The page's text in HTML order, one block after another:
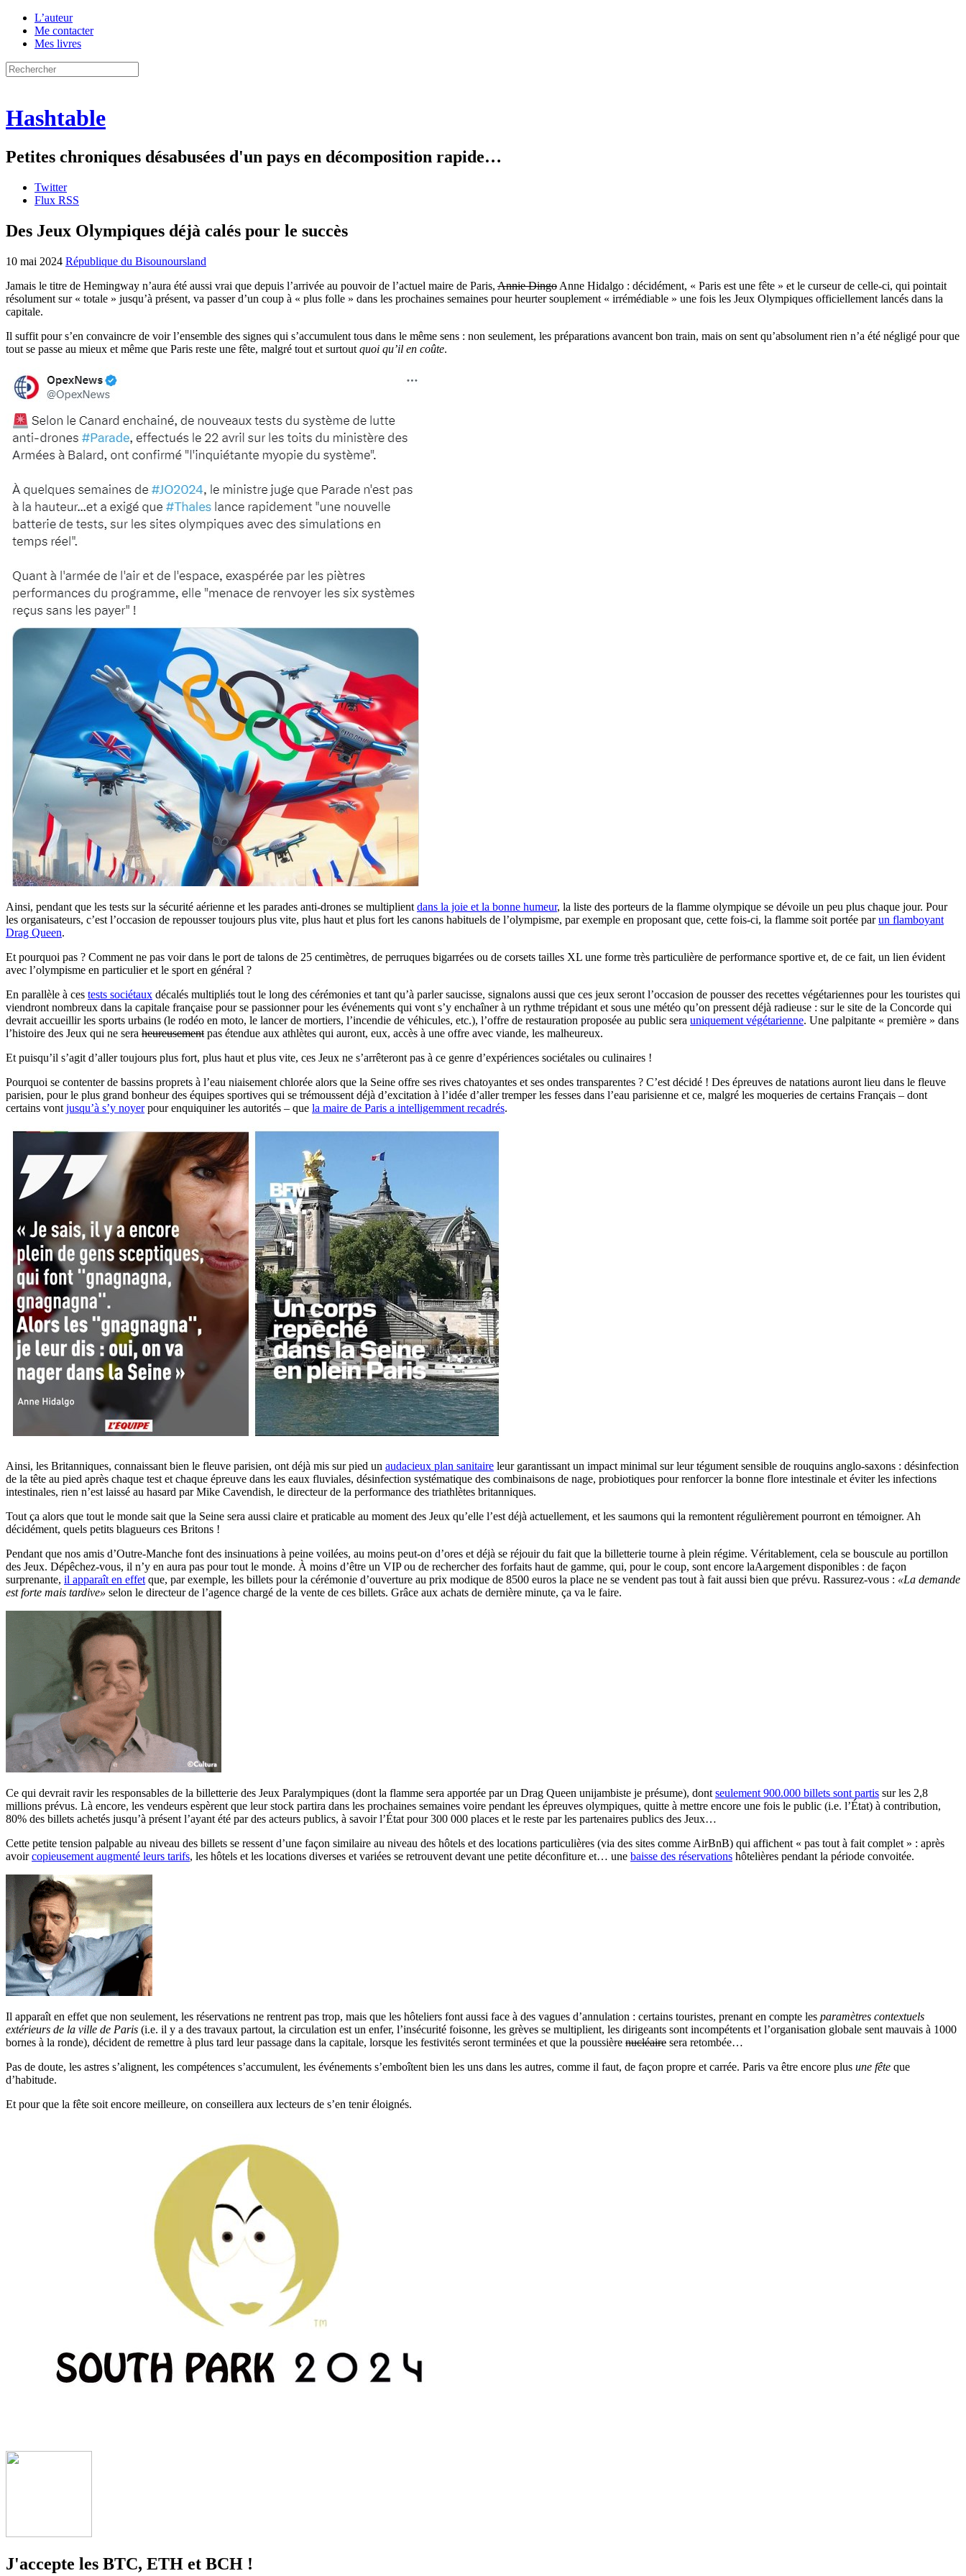
L’auteur
Me contacter
Mes livres
Hashtable
Petites chroniques désabusées d'un pays en décomposition rapide…
Twitter
Flux RSS
Des Jeux Olympiques déjà calés pour le succès
10 mai 2024 République du Bisounoursland
Jamais le titre de Hemingway n’aura été aussi vrai que depuis l’arrivée au pouvoir de l’actuel maire de Paris, Annie Dingo Anne Hidalgo : décidément, « Paris est une fête » et le curseur de celle-ci, qui pointait
résolument sur « totale » jusqu’à présent, va passer d’un coup à « plus folle » dans les prochaines semaines pour heurter souplement « irrémédiable » une fois les Jeux Olympiques officiellement lancés dans la
capitale.
Il suffit pour s’en convaincre de voir l’ensemble des signes qui s’accumulent tous dans le même sens : non seulement, les préparations avancent bon train, mais on sent qu’absolument rien n’a été négligé pour que
tout se passe au mieux et même que Paris reste une fête, malgré tout et surtout quoi qu’il en coûte.
Ainsi, pendant que les tests sur la sécurité aérienne et les parades anti-drones se multiplient dans la joie et la bonne humeur, la liste des porteurs de la flamme olympique se dévoile un peu plus chaque jour. Pour
les organisateurs, c’est l’occasion de repousser toujours plus vite, plus haut et plus fort les canons habituels de l’olympisme, par exemple en proposant que, cette fois-ci, la flamme soit portée parun flamboyant
Drag Queen.
Et pourquoi pas ? Comment ne pas voir dans le port de talons de 25 centimètres, de perruques bigarrées ou de corsets tailles XL une forme très particulière de performance sportive et, de ce fait, un lien évident
avec l’olympisme en particulier et le sport en général ?
En parallèle à ces tests sociétaux décalés multipliés tout le long des cérémonies et tant qu’à parler saucisse, signalons aussi que ces jeux seront l’occasion de pousser des recettes végétariennes pour les touristes qui
viendront nombreux dans la capitale française pour se passionner pour les événements qui vont s’y enchaîner à un rythme trépidant et sous une météo qu’on pressent déjà radieuse : sur le site de la Concorde qui
devrait accueillir les sports urbains (le rodéo en moto, le lancer de mortiers, l’incendie de véhicules, etc.), l’offre de restauration proposée au public sera uniquement végétarienne. Une palpitante « première » dans
l’histoire des Jeux qui ne sera heureusement pas étendue aux athlètes qui auront, eux, accès à une offre avec viande, les malheureux.
Et puisqu’il s’agit d’aller toujours plus fort, plus haut et plus vite, ces Jeux ne s’arrêteront pas à ce genre d’expériences sociétales ou culinaires !
Pourquoi se contenter de bassins proprets à l’eau niaisement chlorée alors que la Seine offre ses rives chatoyantes et ses ondes transparentes ? C’est décidé ! Des épreuves de natations auront lieu dans le fleuve
parisien, pour le plus grand bonheur des équipes sportives qui se trémoussent déjà d’excitation à l’idée d’aller tremper les fesses dans l’eau parisienne et ce, malgré les moqueries de certains Français – dont
certains vont jusqu’à s’y noyerpour enquiquiner les autorités – que la maire de Paris a intelligemment recadrés.
Ainsi, les Britanniques, connaissant bien le fleuve parisien, ont déjà mis sur pied un audacieux plan sanitaire leur garantissant un impact minimal sur leur tégument sensible de rouquins anglo-saxons : désinfection
de la tête au pied après chaque test et chaque épreuve dans les eaux fluviales, désinfection systématique des combinaisons de nage, probiotiques pour renforcer la bonne flore intestinale et éviter les infections
intestinales, rien n’est laissé au hasard par Mike Cavendish, le directeur de la performance des triathlètes britanniques.
Tout ça alors que tout le monde sait que la Seine sera aussi claire et praticable au moment des Jeux qu’elle l’est déjà actuellement, et les saumons qui la remontent régulièrement pourront en témoigner. Ah
décidément, quels petits blagueurs ces Britons !
Pendant que nos amis d’Outre-Manche font des insinuations à peine voilées, au moins peut-on d’ores et déjà se réjouir du fait que la billetterie tourne à plein régime. Véritablement, cela se bouscule au portillon
des Jeux. Dépêchez-vous, il n’y en aura pas pour tout le monde. À moins d’être un VIP ou de rechercher des forfaits haut de gamme, qui, pour le coup, sont encore laAargement disponibles : de façon
surprenante, il apparaît en effet que, par exemple, les billets pour la cérémonie d’ouverture au prix modique de 8500 euros la place ne se vendent pas tout à fait aussi bien que prévu. Rassurez-vous : «La demande
est forte mais tardive» selon le directeur de l’agence chargé de la vente de ces billets. Grâce aux achats de dernière minute, ça va le faire.
Ce qui devrait ravir les responsables de la billetterie des Jeux Paralympiques (dont la flamme sera apportée par un Drag Queen unijambiste je présume), dont seulement 900.000 billets sont partis sur les 2,8
millions prévus. Là encore, les vendeurs espèrent que leur stock partira dans les prochaines semaines voire pendant les épreuves olympiques, quitte à mettre encore une fois le public (i.e. l’État) à contribution,
80% des billets achetés jusqu’à présent l’ayant été par des acteurs publics, à savoir l’État pour 300 000 places et le reste par les partenaires publics des Jeux…
Cette petite tension palpable au niveau des billets se ressent d’une façon similaire au niveau des hôtels et des locations particulières (via des sites comme AirBnB) qui affichent « pas tout à fait complet » : après
avoircopieusement augmenté leurs tarifs, les hôtels et les locations diverses et variées se retrouvent devant une petite déconfiture et… une baisse des réservations hôtelières pendant la période convoitée.
Il apparaît en effet que non seulement, les réservations ne rentrent pas trop, mais que les hôteliers font aussi face à des vagues d’annulation : certains touristes, prenant en compte les paramètres contextuels
extérieurs de la ville de Paris (i.e. il y a des travaux partout, la circulation est un enfer, l’insécurité foisonne, les grèves se multiplient, les dirigeants sont incompétents et l’organisation globale sent mauvais à 1000
bornes à la ronde), décident de remettre à plus tard leur passage dans la capitale, lorsque les festivités seront terminées et que la poussière nucléaire sera retombée…
Pas de doute, les astres s’alignent, les compétences s’accumulent, les événements s’emboîtent bien les uns dans les autres, comme il faut, de façon propre et carrée. Paris va être encore plus une fête que
d’habitude.
Et pour que la fête soit encore meilleure, on conseillera aux lecteurs de s’en tenir éloignés.
J'accepte les BTC, ETH et BCH !